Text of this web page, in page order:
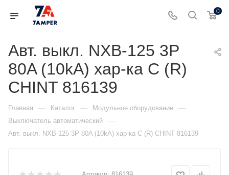
0
Авт. выкл. NXB-125 3P
80A (10kA) хар-ка С (R)
CHINT 816139
Главная — Каталог — Модульное оборудование —
Выключатель автоматический —
Авт. выкл. NXB-125 3P 80A (10kA) хар-ка С (R) CHINT 816139